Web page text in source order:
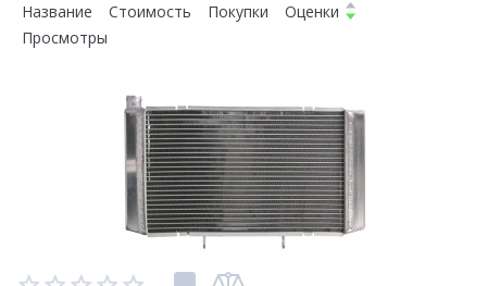
Название
Стоимость Покупки
Оценки
Просмотры